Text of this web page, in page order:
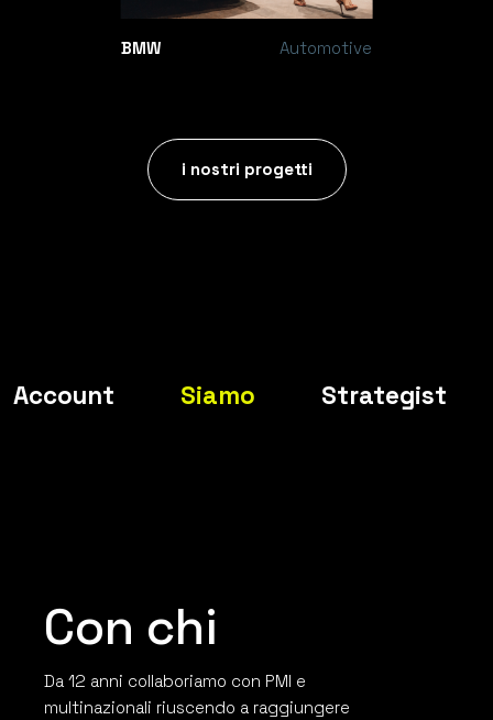
BMW Automotive
i nostri progetti
Siamo Strategist
Account
Con chi
Da 12 anni collaboriamo con PMI e
multinazionali riuscendo a raggiungere